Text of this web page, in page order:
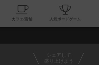
掲示板一覧 カフェ/店舗
シェアして
盛り上げよう